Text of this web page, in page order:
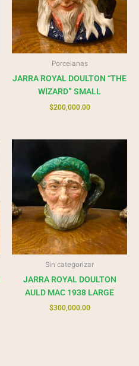
Porcelanas
JARRA ROYAL DOULTON “THE
WIZARD” SMALL
$200,000.00
Sin categorizar
JARRA ROYAL DOULTON
AULD MAC 1938 LARGE
$300,000.00